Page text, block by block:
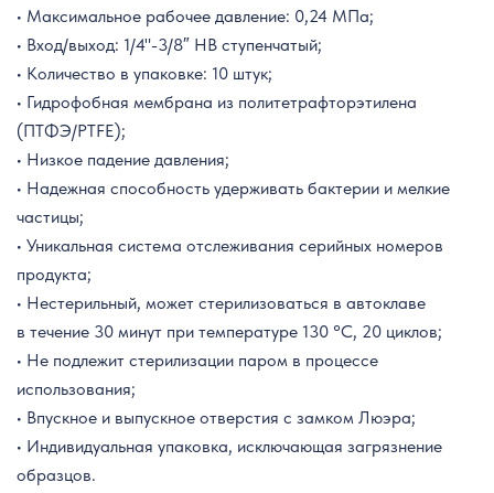
• Максимальное рабочее давление: 0,24 МПа;
• Вход/выход: 1/4"-3/8″ HB ступенчатый;
• Количество в упаковке: 10 штук;
• Гидрофобная мембрана из политетрафторэтилена
(ПТФЭ/PTFE);
• Низкое падение давления;
• Надежная способность удерживать бактерии и мелкие
частицы;
• Уникальная система отслеживания серийных номеров
продукта;
• Нестерильный, может стерилизоваться в автоклаве
в течение 30 минут при температуре 130 °C, 20 циклов;
• Не подлежит стерилизации паром в процессе
использования;
• Впускное и выпускное отверстия с замком Люэра;
• Индивидуальная упаковка, исключающая загрязнение
образцов.